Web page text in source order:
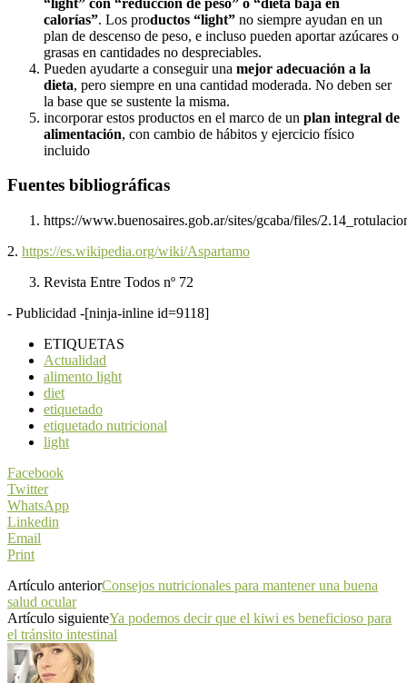
calorías”. Los productos “light” no siempre ayudan en un
plan de descenso de peso, e incluso pueden aportar azúcares o
grasas en cantidades no despreciables.
Pueden ayudarte a conseguir una mejor adecuación a la
dieta, pero siempre en una cantidad moderada. No deben ser
la base que se sustente la misma.
incorporar estos productos en el marco de un plan integral de
alimentación, con cambio de hábitos y ejercicio físico
incluido
Fuentes bibliográficas
https://www.buenosaires.gob.ar/sites/gcaba/files/
2. https://es.wikipedia.org/wiki/Aspartamo
Revista Entre Todos nº 72
- Publicidad -[ninja-inline id=9118]
ETIQUETAS
Actualidad
alimento light
diet
etiquetado
etiquetado nutricional
light
Facebook
Twitter
WhatsApp
Linkedin
Email
Print
Artículo anteriorConsejos nutricionales para mantener una buena
salud ocular
Artículo siguienteYa podemos decir que el kiwi es beneficioso para
el tránsito intestinal